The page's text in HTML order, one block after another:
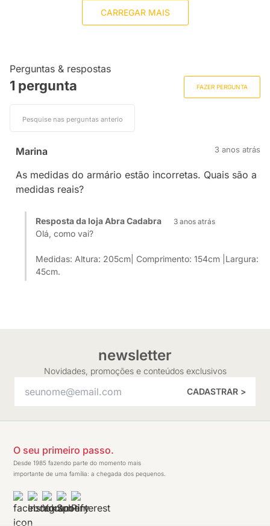
CARREGAR MAIS
Perguntas & respostas
1 pergunta FAZER PERGUNTA
Marina 3 anos atrás
As medidas do armário estão incorretas. Quais são a
medidas reais?
Resposta da loja Abra Cadabra 3 anos atrás
Olá, como vai?
Medidas: Altura: 205cm| Comprimento: 154cm |Largura:
45cm.
newsletter
Novidades, promoções e conteúdos exclusivos
CADASTRAR >
O seu primeiro passo.
Desde 1985 fazendo parte do momento mais
importante de uma família: a chegada dos pequenos.